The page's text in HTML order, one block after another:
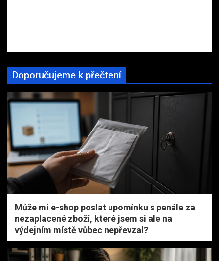
Doporučujeme k přečtení
Může mi e-shop poslat upomínku s penále za
nezaplacené zboží, které jsem si ale na
výdejním místě vůbec nepřevzal?